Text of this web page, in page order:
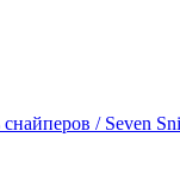
/ Seven